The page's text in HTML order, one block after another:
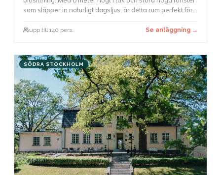
som släpper in naturligt dagsljus, är detta rum perfekt för
paneldebatter. Den exceptionella akustiken möjliggör
upp till 140 pers. Se anläggning →
SÖDRA STOCKHOLM